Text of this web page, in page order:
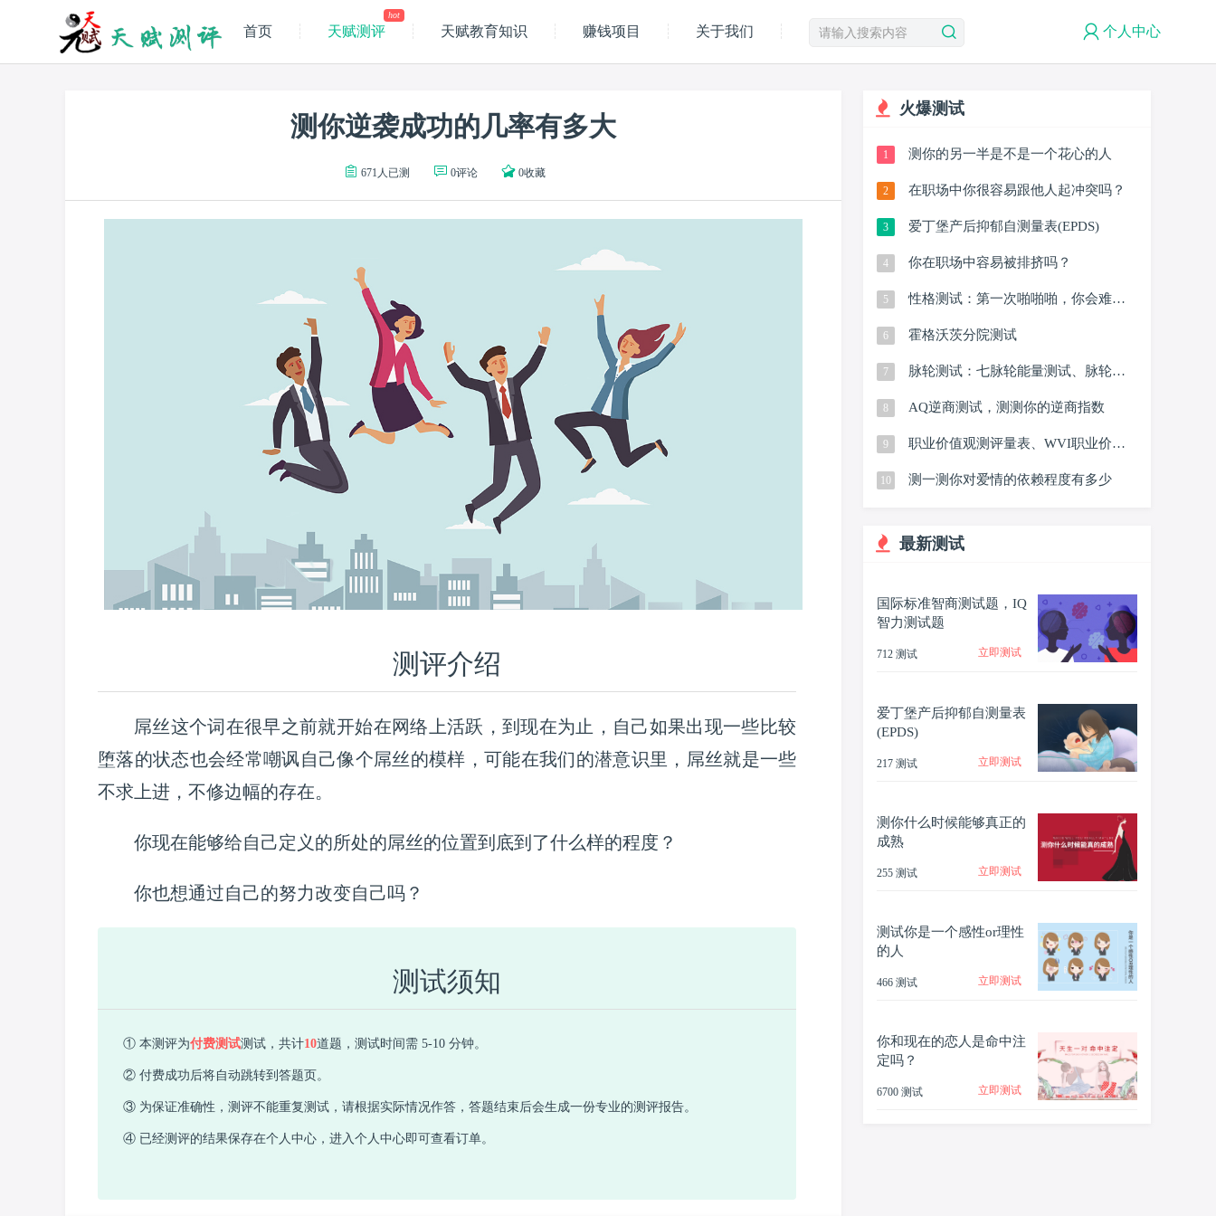
首页 天赋测评
hot
天赋教育知识 赚钱项目 关于我们 个人中心
测你逆袭成功的几率有多大
671人已测 0评论 0收藏
测评介绍
屌丝这个词在很早之前就开始在网络上活跃，到现在为止，自己如果出现一些比较
堕落的状态也会经常嘲讽自己像个屌丝的模样，可能在我们的潜意识里，屌丝就是一些
不求上进，不修边幅的存在。
你现在能够给自己定义的所处的屌丝的位置到底到了什么样的程度？
你也想通过自己的努力改变自己吗？
测试须知
① 本测评为付费测试测试，共计10道题，测试时间需 5-10 分钟。
② 付费成功后将自动跳转到答题页。
③ 为保证准确性，测评不能重复测试，请根据实际情况作答，答题结束后会生成一份专业的测评报告。
④ 已经测评的结果保存在个人中心，进入个人中心即可查看订单。
火爆测试
1 测你的另一半是不是一个花心的人
2 在职场中你很容易跟他人起冲突吗？
3 爱丁堡产后抑郁自测量表(EPDS)
4 你在职场中容易被排挤吗？
5
性格测试：第一次啪啪啪，你会难为
6 霍格沃茨分院测试
7
脉轮测试：七脉轮能量测试、脉轮人
8 AQ逆商测试，测测你的逆商指数
9
职业价值观测评量表、WVI职业价值
10 测一测你对爱情的依赖程度有多少
最新测试
国际标准智商测试题，IQ
智力测试题
712 测试 立即测试
爱丁堡产后抑郁自测量表
(EPDS)
217 测试 立即测试
测你什么时候能够真正的
成熟
255 测试 立即测试
测试你是一个感性or理性
的人
466 测试 立即测试
你和现在的恋人是命中注
定吗？
6700 测试 立即测试